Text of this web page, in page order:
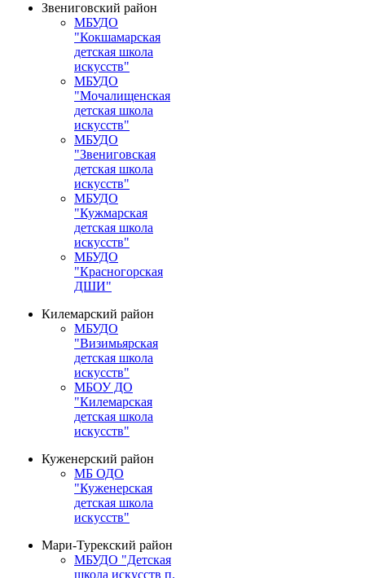
Звениговский район
МБУДО
"Кокшамарская
детская школа
искусств"
МБУДО
"Мочалищенская
детская школа
искусств"
МБУДО
"Звениговская
детская школа
искусств"
МБУДО
"Кужмарская
детская школа
искусств"
МБУДО
"Красногорская
ДШИ"
Килемарский район
МБУДО
"Визимьярская
детская школа
искусств"
МБОУ ДО
"Килемарская
детская школа
искусств"
Куженерский район
МБ ОДО
"Куженерская
детская школа
искусств"
Мари-Турекский район
МБУДО "Детская
школа искусств п.